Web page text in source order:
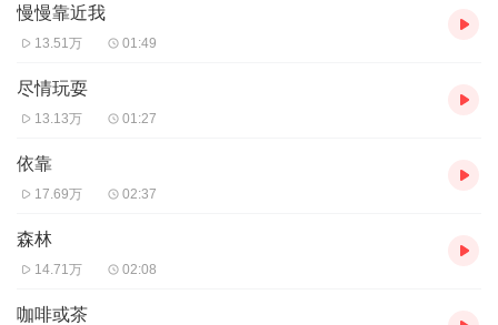
慢慢靠近我
13.51万 01:49
尽情玩耍
13.13万 01:27
依靠
17.69万 02:37
森林
14.71万 02:08
咖啡或茶